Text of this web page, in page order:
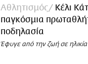
Αθλητισμός
Κέλι
παγκόσμια
ποδηλασία
Έφυγε από την ζωή σε